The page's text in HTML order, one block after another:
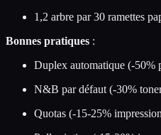
1,2 arbre par 30 ramettes
Bonnes pratiques :
Duplex automatique (-50%
N&B par défaut (-30%
Quotas (-15-25%